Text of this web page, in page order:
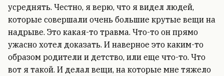
усреднять. Честно, я верю, что я видел людей,
которые совершали очень большие крутые вещи на
надрыве. Это какая-то травма. Что-то он прямо
ужасно хотел доказать. И наверное это каким-то
образом родители и детство, или еще что-то. Что
вот я такой. И делал вещи, на которые мне тяжело